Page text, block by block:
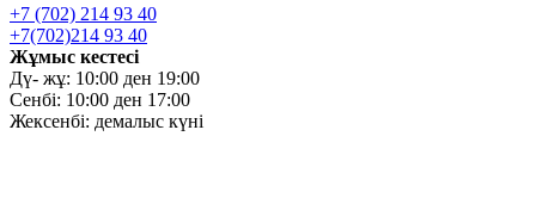
+7 (702) 214 93 40
+7(702)214 93 40
Жұмыс кестесі
Дү- жұ: 10:00 ден 19:00
Сенбі: 10:00 ден 17:00
Жексенбі: демалыс күні